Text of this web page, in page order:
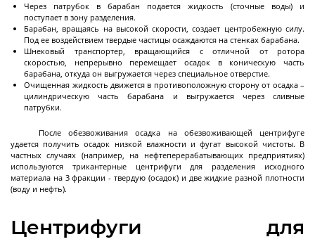
Реакторы эмалированные разъемные объемом
до 10 м3
Реакторы эмалированные разъемные объемом
10-25 м3
Реакторы эмалированные в
фармацевтическом исполнении
Далее
Фильтры
Стальные лабораторные нутч-фильтры серии
NFS
Через патрубок в барабан подается жидкость (сточные воды) и
поступает в зону разделения.
Барабан, вращаясь на высокой скорости, создает центробежную силу.
Под ее воздействием твердые частицы осаждаются на стенках барабана.
Шнековый транспортер, вращающийся с отличной от ротора
скоростью, непрерывно перемещает осадок в коническую часть
барабана, откуда он выгружается через специальное отверстие.
Очищенная жидкость движется в противоположную сторону от осадка –
цилиндрическую часть барабана и выгружается через сливные
патрубки.
После обезвоживания осадка на обезвоживающей центрифуге
удается получить осадок низкой влажности и фугат высокой чистоты. В
частных случаях (например, на нефтеперерабатывающих предприятиях)
используются трикантерные центрифуги для разделения исходного
материала на 3 фракции - твердую (осадок) и две жидкие разной плотности
(воду и нефть).
Центрифуги для